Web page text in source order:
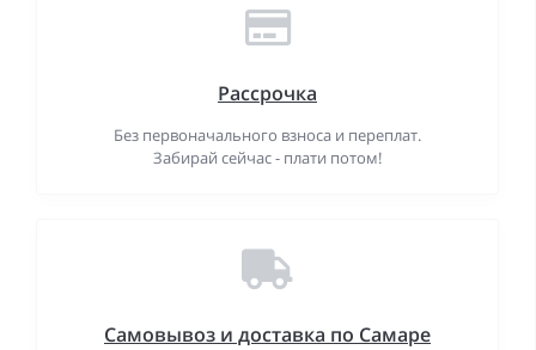
Рассрочка
Без первоначального взноса и переплат.
Забирай сейчас - плати потом!
Самовывоз и доставка по Самаре